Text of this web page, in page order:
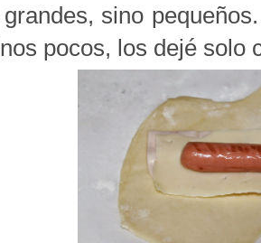
sino
pocos, los dejé solo